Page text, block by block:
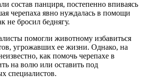
состав панциря, постепенно впиваясь
черепаха явно нуждалась в помощи
не бросил беднягу.
помогли животному избавиться
угрожавших ее жизни. Однако, на
как помочь черепахе в
на волю или оставить под
специалистов.